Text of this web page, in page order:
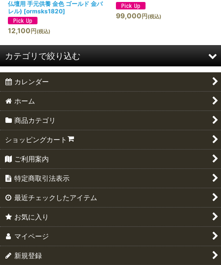
仏壇用 手元供養 金色 ゴールド 金バ
レル) [ormsks1820]
12,100 円 (税込)
99,000 円 (税込)
カテゴリで絞り込む
ミニ仏壇
仏具セット（陶器）
仏具セット（金属製）
おりん
ミニ骨壷
仏具単品
伝統型仏具
カレンダー
ホーム
商品カテゴリ
ショッピングカート
ご利用案内
特定商取引法表示
最近チェックしたアイテム
お気に入り
マイページ
新規登録